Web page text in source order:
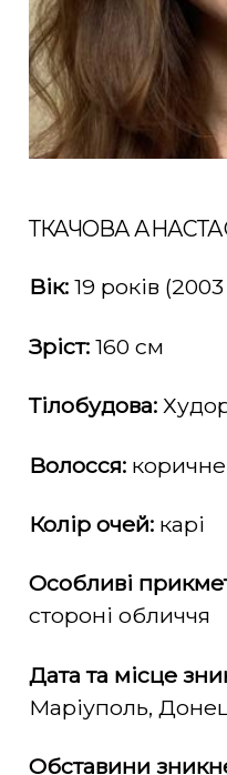
ТКАЧОВА
Вік: 19 років
Зріст: 160 см
Тілобудова:
Волосся:
Колір очей: карі
Особливі
стороні обличчя
Дата та місце
Маріуполь,
Обставини